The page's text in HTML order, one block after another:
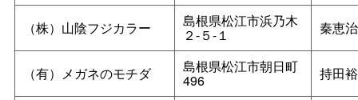
（株）山陰フジカラー 島根県松江市浜乃木
２‐５‐１ 秦恵治
（有）メガネのモチダ 島根県松江市朝日町
496 持田